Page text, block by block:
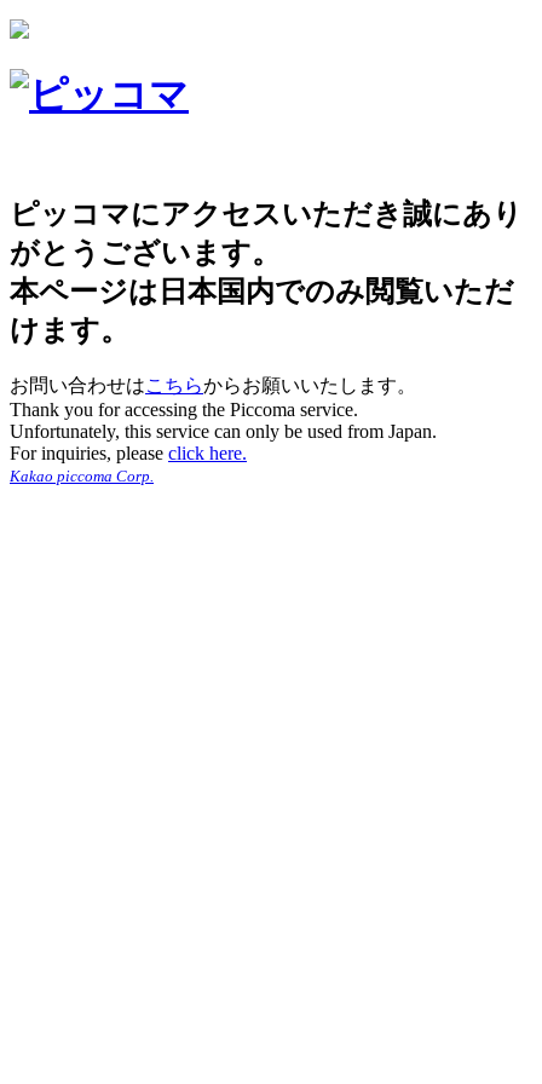
ピッコマにアクセスいただき誠にあり
がとうございます。
本ページは日本国内でのみ閲覧いただ
けます。
お問い合わせはこちらからお願いいたします。
Thank you for accessing the Piccoma service.
Unfortunately, this service can only be used from Japan.
For inquiries, please click here.
Kakao piccoma Corp.